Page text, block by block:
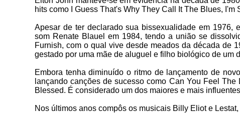
hits como I Guess That's Why They Call It The Blues,
Apesar de ter declarado sua bissexualidade em 1976,
som Renate Blauel em 1984, tendo a união se
Furnish, com o qual vive desde meados da década de
gestado por uma mãe de aluguel e filho biológico de um
Embora tenha diminuído o ritmo de lançamento de
lançando canções de sucesso como Can You Feel
Blessed. É considerado um dos maiores e mais
Nos últimos anos compôs os musicais Billy Eliot e